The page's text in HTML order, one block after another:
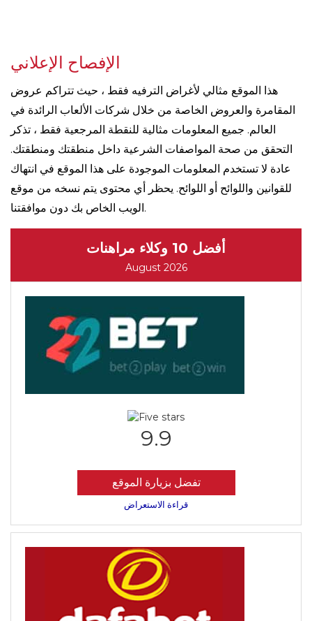
الإفصاح الإعلاني
هذا الموقع مثالي لأغراض الترفيه فقط ، حيث تتراكم عروض
المقامرة والعروض الخاصة من خلال شركات الألعاب الرائدة في
العالم. جميع المعلومات مثالية للنقطة المرجعية فقط ، تذكر
التحقق من صحة المواصفات الشرعية داخل منطقتك ومنطقتك.
عادة لا تستخدم المعلومات الموجودة على هذا الموقع في انتهاك
للقوانين واللوائح أو اللوائح. يحظر أي محتوى يتم نسخه من موقع
الويب الخاص بك دون موافقتنا.
أفضل 10 وكلاء مراهنات
August 2026
9.9
تفضل بزيارة الموقع
قراءة الاستعراض